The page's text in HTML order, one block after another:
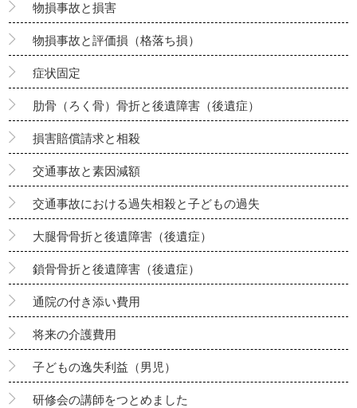
物損事故と損害
物損事故と評価損（格落ち損）
症状固定
肋骨（ろく骨）骨折と後遺障害（後遺症）
損害賠償請求と相殺
交通事故と素因減額
交通事故における過失相殺と子どもの過失
大腿骨骨折と後遺障害（後遺症）
鎖骨骨折と後遺障害（後遺症）
通院の付き添い費用
将来の介護費用
子どもの逸失利益（男児）
研修会の講師をつとめました